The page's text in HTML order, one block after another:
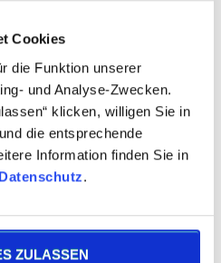
Cookies
die Funktion unserer
und Analyse-Zwecken.
klicken, willigen Sie in
die entsprechende
Information finden Sie in
.
ZULASSEN
kostenlos beraten